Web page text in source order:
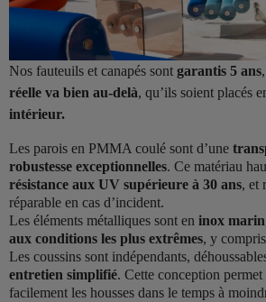
Nos fauteuils et canapés sont garantis 5 ans
réelle va bien au-delà, qu’ils soient placés
intérieur.
Les parois en PMMA coulé sont d’une
robustesse exceptionnelles. Ce matériau
résistance aux UV supérieure à 30 ans, et
réparable en cas d’incident.
Les éléments métalliques sont en inox marin
aux conditions les plus extrêmes, y
Les coussins sont indépendants,
entretien simplifié. Cette conception
facilement les housses dans le temps à